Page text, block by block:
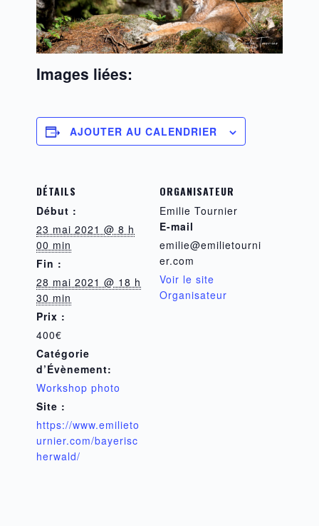
Images liées:
AJOUTER AU CALENDRIER
DÉTAILS
Début :
23 mai 2021 @ 8 h
00 min
Fin :
28 mai 2021 @ 18 h
30 min
Prix :
400€
Catégorie
d’Évènement:
Workshop photo
Site :
https://www.emilieto
urnier.com/bayerisc
herwald/
ORGANISATEUR
Emilie Tournier
E-mail
emilie@emilietourni
er.com
Voir le site
Organisateur